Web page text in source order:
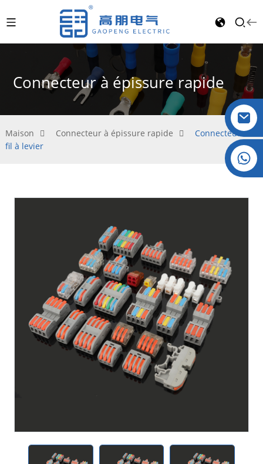
Connecteur à épissure rapide
Maison Connecteur à épissure rapide
Connecteur de
fil à levier